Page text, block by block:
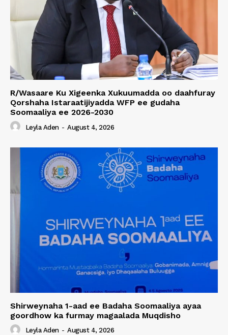
R/Wasaare Ku Xigeenka Xukuumadda oo daahfuray
Qorshaha Istaraatijiyadda WFP ee gudaha
Soomaaliya ee 2026-2030
Leyla Aden - August 4, 2026
Shirweynaha 1-aad ee Badaha Soomaaliya ayaa
goordhow ka furmay magaalada Muqdisho
Leyla Aden - August 4, 2026